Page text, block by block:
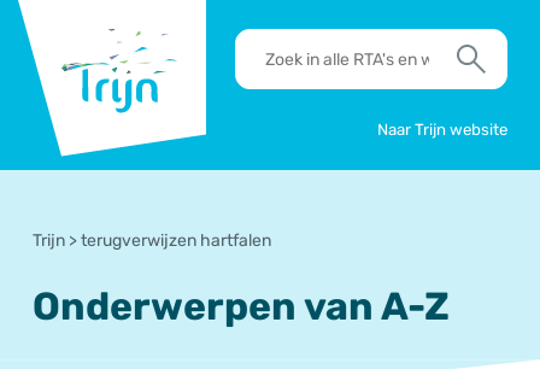
Trijn
RTA's
en
Zoek
Naar Trijn website
Trijn >terugverwijzen hartfalen
Onderwerpen van A-Z